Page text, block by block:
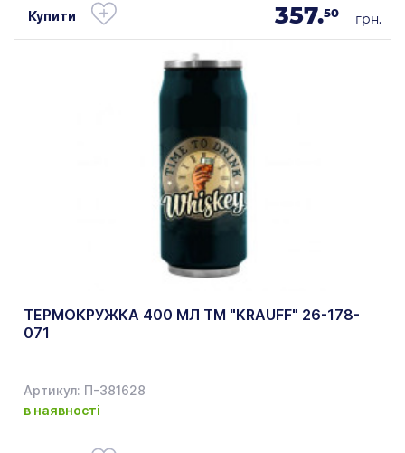
Купити 357.50 грн.
ТЕРМОКРУЖКА 400 МЛ TM "KRAUFF" 26-178-
071
Артикул: П-381628
в наявності